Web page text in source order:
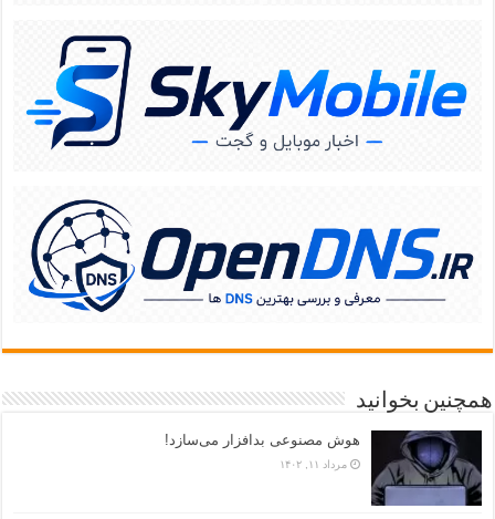
همچنین بخوانید
هوش مصنوعی بدافزار می‌سازد!
مرداد ۱۱, ۱۴۰۲